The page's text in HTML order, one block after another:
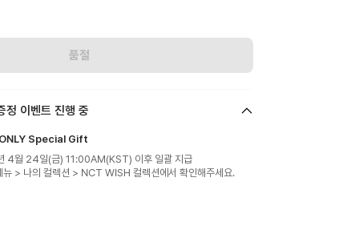
품절
정 이벤트 진행 중
Special Gift
4월 24일(금) 11:00AM(KST) 이후 일괄 지급
뉴 > 나의 컬렉션 > NCT WISH 컬렉션에서 확인해주세요.